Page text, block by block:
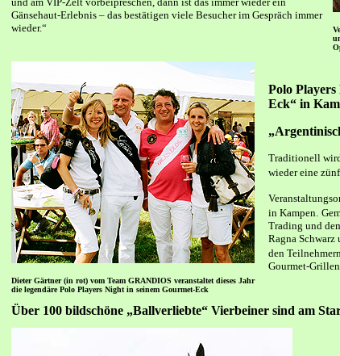
Gänsehaut-Erlebnis – das bestätigen viele Besucher im Gespräch immer
wieder.“
Dieter Gärtner (in rot) vom Team GRANDIOS veranstaltet dieses Jahr
die legendäre Polo Players Night in seinem Gourmet-Eck
Polo
Eck“ in
Traditionell
wieder eine
in Kampen.
Trading und
Ragna Schwarz
den
Gourmet-
Über 100 bildschöne „Ballverliebte“ Vierbeiner sind am